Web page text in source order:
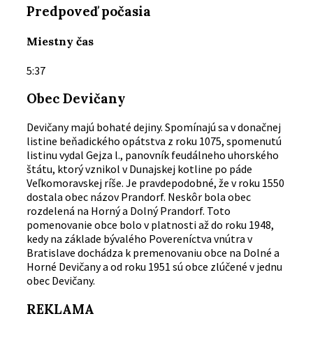
Predpoveď počasia
Miestny čas
5:37
Obec Devičany
Devičany majú bohaté dejiny. Spomínajú sa v donačnej
listine beňadického opátstva z roku 1075, spomenutú
listinu vydal Gejza l., panovník feudálneho uhorského
štátu, ktorý vznikol v Dunajskej kotline po páde
Veľkomoravskej ríše. Je pravdepodobné, že v roku 1550
dostala obec názov Prandorf. Neskôr bola obec
rozdelená na Horný a Dolný Prandorf. Toto
pomenovanie obce bolo v platnosti až do roku 1948,
kedy na základe bývalého Povereníctva vnútra v
Bratislave dochádza k premenovaniu obce na Dolné a
Horné Devičany a od roku 1951 sú obce zlúčené v jednu
obec Devičany.
REKLAMA